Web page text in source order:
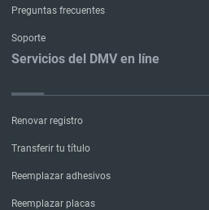
Preguntas frecuentes
Soporte
Servicios del DMV en líne
Renovar registro
Transferir tu título
Reemplazar adhesivos
Reemplazar placas